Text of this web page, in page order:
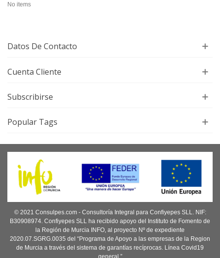
No items
Datos De Contacto
Cuenta Cliente
Subscribirse
Popular Tags
© 2021 Consulpes.com - Consultoría Integral para Confiyepes SLL. NIF:
B30908974. Confiyepes SLL ha recibido apoyo del Instituto de Fomento de
la Región de Murcia INFO, al proyecto Nº de expediente
2020.07.SGRG.0035 del “Programa de Apoyo a las empresas de la Region
de Murcia a través del sistema de garantías recíprocas. Línea Covid19
general.”